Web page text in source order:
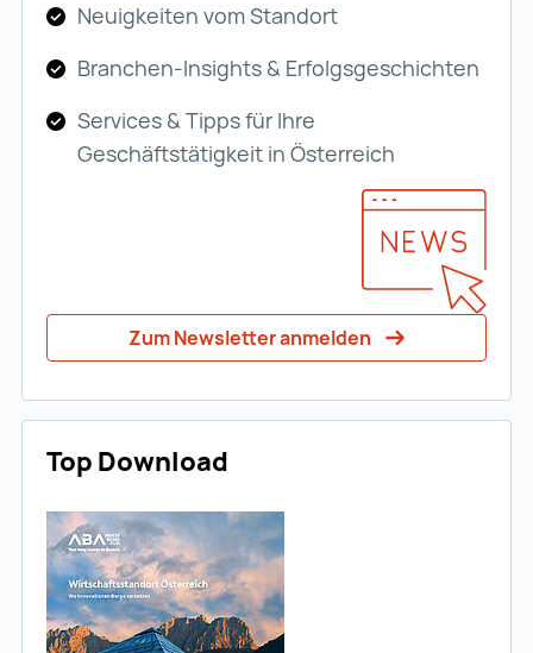
Neuigkeiten vom Standort
Branchen-Insights & Erfolgsgeschichten
Services & Tipps für Ihre
Geschäftstätigkeit in Österreich
Zum Newsletter anmelden
Top Download